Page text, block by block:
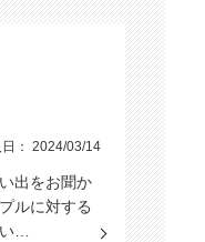
日： 2024/03/14
出をお聞か
ルに対する
…